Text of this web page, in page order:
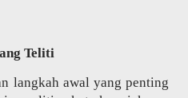
Teliti
langkah awal yang penting